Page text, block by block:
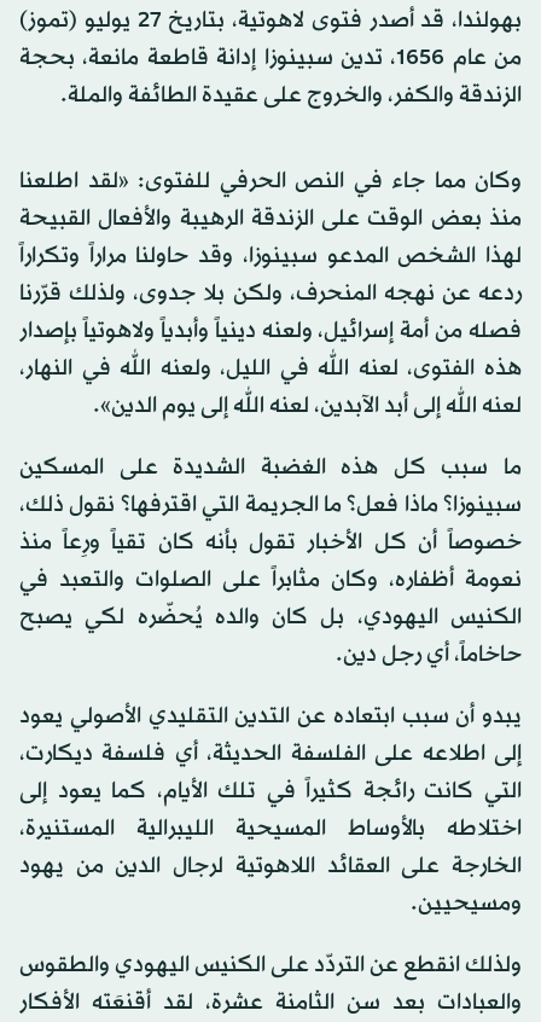
بهولندا، قد أصدر فتوى لاهوتية، بتاريخ 27 يوليو (تموز)
من عام 1656، تدين سبينوزا إدانة قاطعة مانعة، بحجة
الزندقة والكفر، والخروج على عقيدة الطائفة والملة.
وكان مما جاء في النص الحرفي للفتوى: «لقد اطلعنا
منذ بعض الوقت على الزندقة الرهيبة والأفعال القبيحة
لهذا الشخص المدعو سبينوزا، وقد حاولنا مراراً وتكراراً
ردعه عن نهجه المنحرف، ولكن بلا جدوى، ولذلك قرّرنا
فصله من أمة إسرائيل، ولعنه دينياً وأبدياً ولاهوتياً بإصدار
هذه الفتوى، لعنه الله في الليل، ولعنه الله في النهار،
لعنه الله إلى أبد الآبدين، لعنه الله إلى يوم الدين».
ما سبب كل هذه الغضبة الشديدة على المسكين
سبينوزا؟ ماذا فعل؟ ما الجريمة التي اقترفها؟ نقول ذلك،
خصوصاً أن كل الأخبار تقول بأنه كان تقياً ورِعاً منذ
نعومة أظفاره، وكان مثابراً على الصلوات والتعبد في
الكنيس اليهودي، بل كان والده يُحضّره لكي يصبح
حاخاماً، أي رجل دين.
يبدو أن سبب ابتعاده عن التدين التقليدي الأصولي يعود
إلى اطلاعه على الفلسفة الحديثة، أي فلسفة ديكارت،
التي كانت رائجة كثيراً في تلك الأيام، كما يعود إلى
اختلاطه بالأوساط المسيحية الليبرالية المستنيرة،
الخارجة على العقائد اللاهوتية لرجال الدين من يهود
ومسيحيين.
ولذلك انقطع عن التردّد على الكنيس اليهودي والطقوس
والعبادات بعد سن الثامنة عشرة، لقد أقنعَته الأفكار